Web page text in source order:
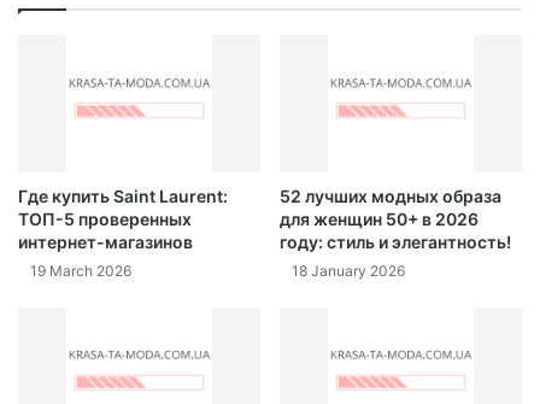
Где купить Saint Laurent:
ТОП-5 проверенных
интернет-магазинов
19 March 2026
52 лучших модных образа
для женщин 50+ в 2026
году: стиль и элегантность!
18 January 2026